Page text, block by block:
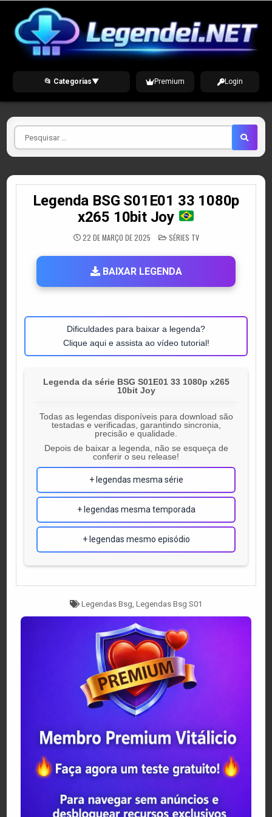
content
📂 Categorias▼ Premium Login
Pesquisar
por
Legenda BSG S01E01 33 1080p
x265 10bit Joy
22 DE MARÇO DE 2025 POSTED
IN
SÉRIES TV
BAIXAR LEGENDA
Dificuldades para baixar a legenda?
Clique aqui e assista ao vídeo tutorial!
Legenda da série BSG S01E01 33 1080p x265
10bit Joy
Todas as legendas disponíveis para download são
testadas e verificadas, garantindo sincronia,
precisão e qualidade.
Depois de baixar a legenda, não se esqueça de
conferir o seu release!
+ legendas mesma série
+ legendas mesma temporada
+ legendas mesmo episódio
Tagged
Legendas Bsg, Legendas Bsg S01